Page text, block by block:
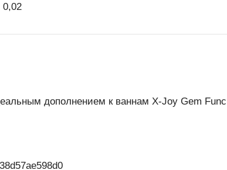
0,02
дополнением к ваннам X-Joy Gem